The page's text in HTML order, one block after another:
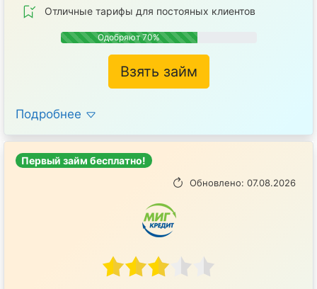
Отличные тарифы для постояных клиентов
Одобряют 70%
Взять займ
Подробнее
Первый займ бесплатно!
Обновлено: 07.08.2026